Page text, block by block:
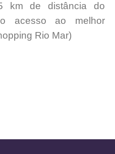
km de distância do
acesso ao melhor
Rio Mar)